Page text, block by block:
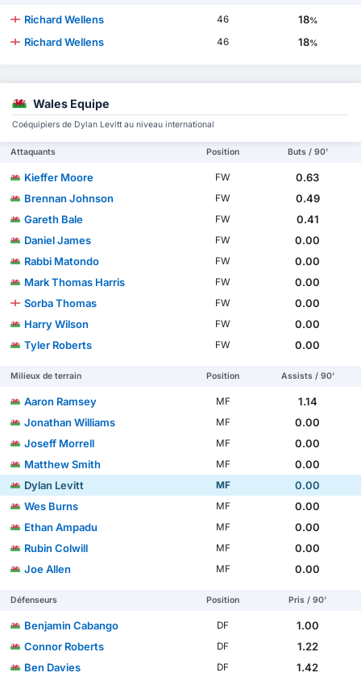
Richard Wellens 46 18%
Richard Wellens 46 18%
Wales Equipe
Coéquipiers de Dylan Levitt au niveau international
Attaquants Position Buts / 90'
Kieffer Moore FW
0.63
Brennan Johnson
FW
0.49
Gareth Bale
FW
0.41
Daniel James
FW
0.00
Rabbi Matondo
FW
0.00
Mark Thomas Harris
FW
0.00
Sorba Thomas
FW
0.00
Harry Wilson
FW
0.00
Tyler Roberts
FW 0.00
Milieux de terrain Position Assists / 90'
Aaron Ramsey MF
1.14
Jonathan Williams
MF
0.00
Joseff Morrell
MF
0.00
Matthew Smith
MF
0.00
Dylan Levitt
MF
0.00
Wes Burns
MF
0.00
Ethan Ampadu
MF
0.00
Rubin Colwill
MF
0.00
Joe Allen
MF 0.00
Défenseurs Position Pris / 90'
Benjamin Cabango DF
1.00
Connor Roberts
DF
1.22
Ben Davies
DF
1.42